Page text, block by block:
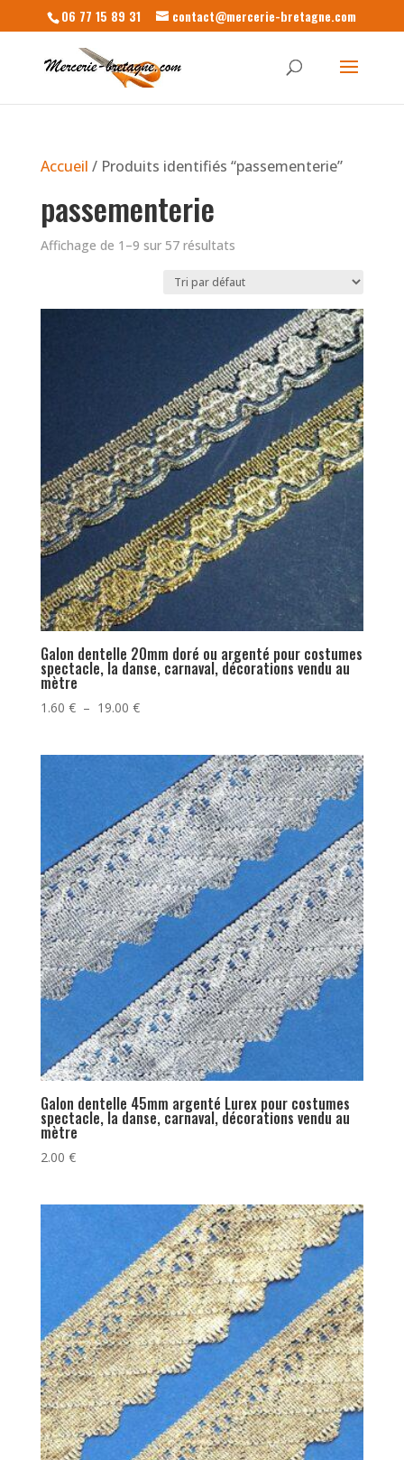
06 77 15 89 31 contact@mercerie-bretagne.com
Accueil / Produits identifiés “passementerie”
passementerie
Affichage de 1–9 sur 57 résultats
Galon dentelle 20mm doré ou argenté pour costumes
spectacle, la danse, carnaval, décorations vendu au
mètre
1.60 € – 19.00 €Plage
à
19.00 €
Galon dentelle 45mm argenté Lurex pour costumes
spectacle, la danse, carnaval, décorations vendu au
mètre
2.00 €